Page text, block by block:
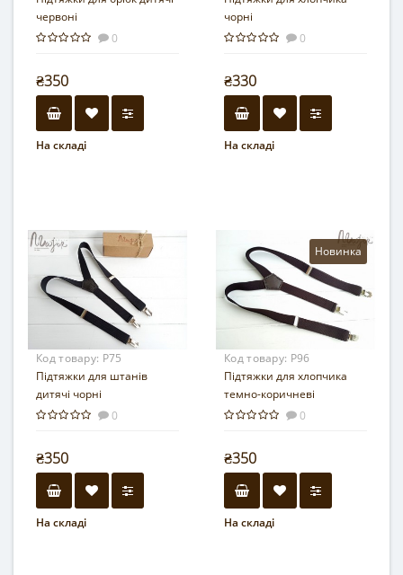
червоні
0
₴350
На складі
чорні
0
₴330
На складі
Код товару: Р75
Підтяжки для штанів
дитячі чорні
0
₴350
На складі
Новинка
Код товару: Р96
Підтяжки для хлопчика
темно-коричневі
0
₴350
На складі